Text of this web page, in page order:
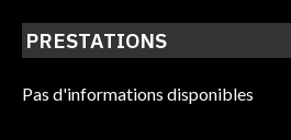
PRESTATIONS
Pas d'informations disponibles